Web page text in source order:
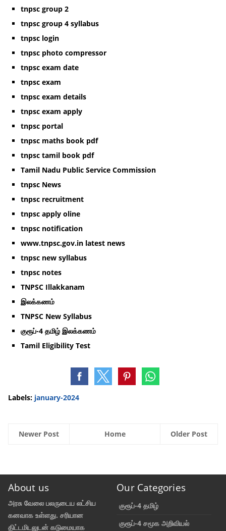
tnpsc group 2
tnpsc group 4 syllabus
tnpsc login
tnpsc photo compressor
tnpsc exam date
tnpsc exam
tnpsc exam details
tnpsc exam apply
tnpsc portal
tnpsc maths book pdf
tnpsc tamil book pdf
Tamil Nadu Public Service Commission
tnpsc News
tnpsc recruitment
tnpsc apply oline
tnpsc notification
www.tnpsc.gov.in latest news
tnpsc new syllabus
tnpsc notes
TNPSC Illakkanam
இலக்கணம்
TNPSC New Syllabus
குரூப்-4 தமிழ் இலக்கணம்
Tamil Eligibility Test
Labels: january-2024
Newer Post Older Post
Home
About us
அரசு வேலை பலருடைய லட்சிய
கனவாக உள்ளது. சரியான
திட்டமிடலுடன் கடுமையாக
Our Categories
குரூப்-4 தமிழ்
குரூப்-4 சமூக அறிவியல்